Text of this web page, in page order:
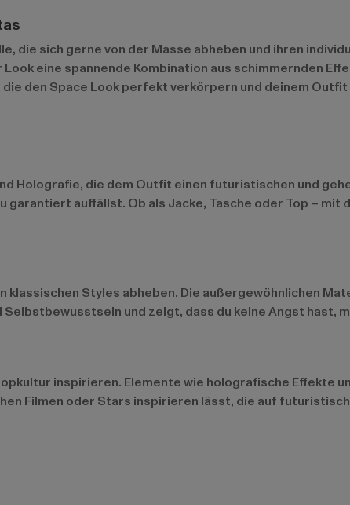
die sich gerne von der Masse abheben und ihren
eine spannende Kombination aus schimmernden
den Space Look perfekt verkörpern und deinem
Holografie, die dem Outfit einen futuristischen und
auffällst. Ob als Jacke, Tasche oder Top – mit
Styles abheben. Die außergewöhnlichen
und zeigt, dass du keine Angst hast,
inspirieren. Elemente wie holografische Effekte
Filmen oder Stars inspirieren lässt, die auf